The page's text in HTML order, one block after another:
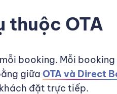
thuộc OTA
booking. Mỗi
giữaOTA và Direct
đặt trực tiếp.